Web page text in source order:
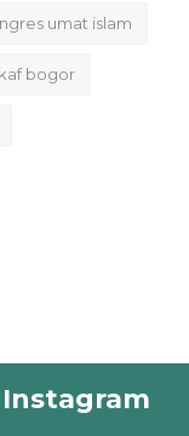
umat islam
bogor